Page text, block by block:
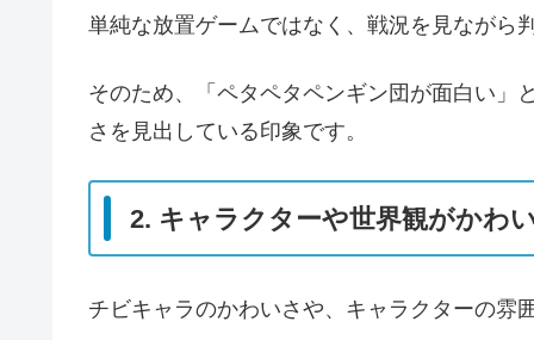
単純な放置ゲームではなく、戦況を見ながら
そのため、「ペタペタペンギン団が面白い」
さを見出している印象です。
2. キャラクターや世界観がかわ
チビキャラのかわいさや、キャラクターの雰